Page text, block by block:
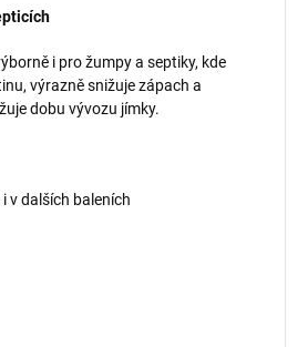
i pro žumpy a septiky, kde
výrazně snižuje zápach a
dobu vývozu jímky.
v dalších baleních